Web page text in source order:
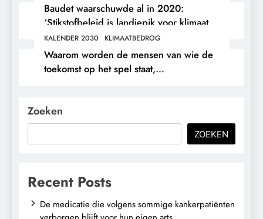
Baudet waarschuwde al in 2020:
‘Stikstofbeleid is landjepik voor klimaat
en immigratie’.
KALENDER 2030 KLIMAATBEDROG
Waarom worden de mensen van wie de
toekomst op het spel staat,
Zoeken
ZOEKEN
Recent Posts
De medicatie die volgens sommige kankerpatiënten